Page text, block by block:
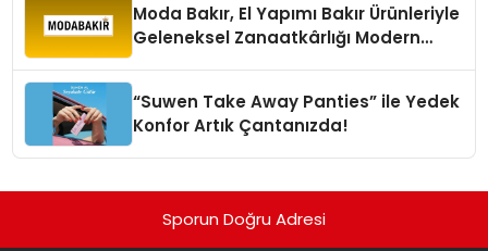
Moda Bakır, El Yapımı Bakır Ürünleriyle
Geleneksel Zanaatkârlığı Modern
“Suwen Take Away Panties” ile Yedek
Konfor Artık Çantanızda!
Sporun Doğru Adresi